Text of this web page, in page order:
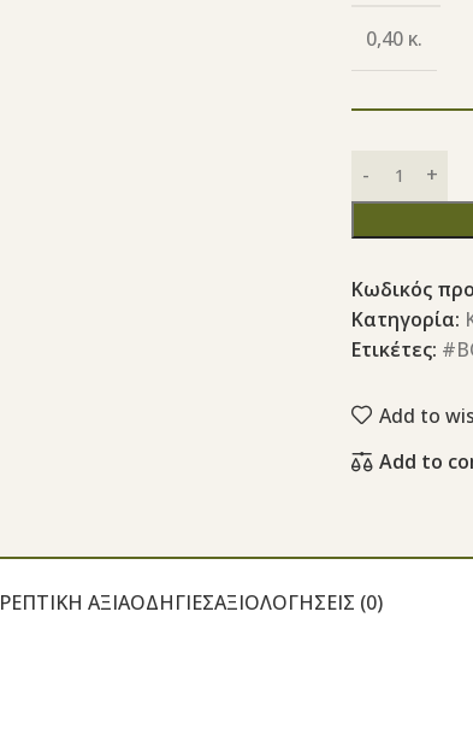
0,40 κ.
Κωδικός
Κατηγορία:
Ετικέτες:
Add to
Add to
ΑΞΊΑΟΔΗΓΊΕΣΑΞΙΟΛΟΓΉΣΕΙΣ (0)